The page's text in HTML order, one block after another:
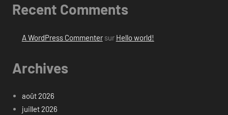
Recent Comments
A WordPress Commentersur Hello world!
Archives
août 2026
juillet 2026